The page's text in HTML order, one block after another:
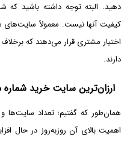
دهید. البته توجه داشته باشید که
کیفیت آنها نیست. معمولاً سایت‌های
اختیار مشتری قرار می‌دهند که
دارند.
ارزان‌ترین سایت خرید
همان‌طور که گفتیم؛ تعداد سایت‌ها
اهمیت بالای آن روزبه‌روز در حال